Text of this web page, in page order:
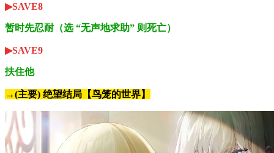
▶SAVE8
暂时先忍耐（选 “无声地求助” 则死亡）
▶SAVE9
扶住他
→(主要) 绝望结局【鸟笼的世界】